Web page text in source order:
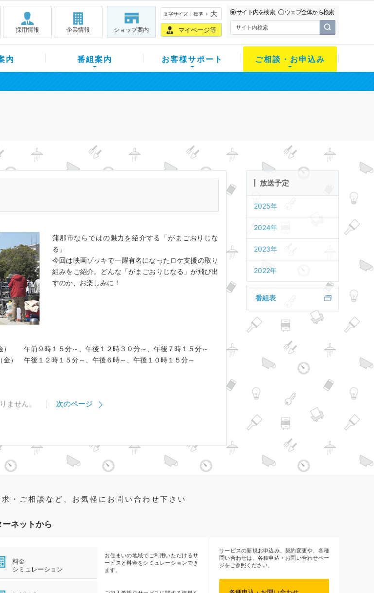
採用情報 企業情報 ショップ案内
文字サイズ 標準 大
マイページ等
サイト内を検索 ウェブ全体から検索
内 番組案内 お客様サポート ご相談・お申込み
蒲郡市ならではの魅力を紹介する「がまごおりじな
る」
今回は映画ゾッキで一躍有名になったロケ支援の取り
組みをご紹介。どんな「がまごおりじなる」が飛び出
すのか、お楽しみに！
） 午前９時１５分～、午後１２時３０分～、午後７時１５分～
後１２時１５分～、午後６時～、午後１０時１５分～
ません。 次のページ
放送予定
2025年
2024年
2023年
2022年
番組表
・ご相談など、お気軽にお問い合わせ下さい
ーネットから
料金
シミュレーション
お住まいの地域でご利用いただけるサ
ービスと料金をシミュレーションでき
ます。
サービスの新規お申込み、契約変更や、各種
問い合わせは、各種申込・お問い合わせペー
ジをご参照ください。